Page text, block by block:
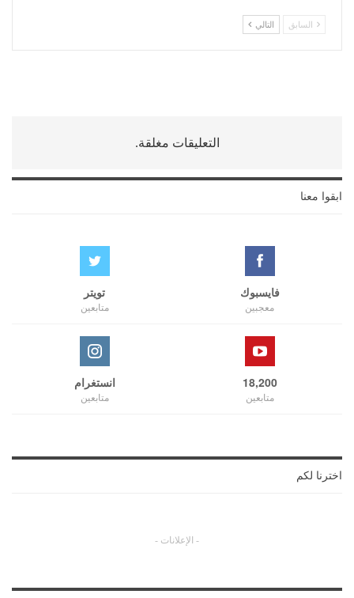
السابق التالي
التعليقات مغلقة.
ابقوا معنا
فايسبوك
معجبين
تويتر
متابعين
18,200
متابعين
انستغرام
متابعين
اخترنا لكم
- الإعلانات -